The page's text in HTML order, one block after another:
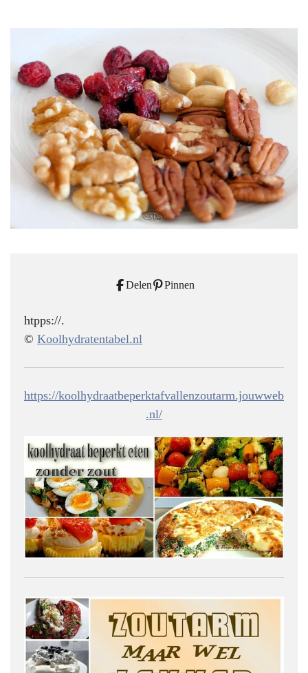
Delen Pinnen
htpps://.
© Koolhydratentabel.nl
https://koolhydraatbeperktafvallenzoutarm.jouwweb
.nl/